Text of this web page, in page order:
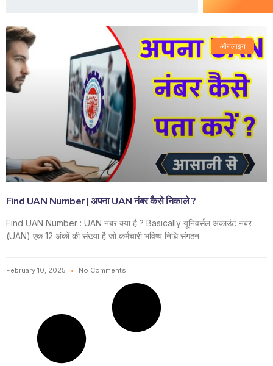
ऑनलाइन
Find UAN Number | अपना UAN नंबर कैसे निकाले ?
Find UAN Number : UAN नंबर क्या है ? Basically यूनिवर्सल अकाउंट नंबर
(UAN) एक 12 अंकों की संख्या है जो कर्मचारी भविष्य निधि संगठन
February 10, 2025 No Comments